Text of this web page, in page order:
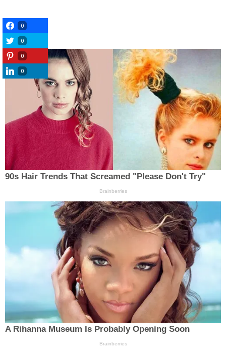
0
0
0
0